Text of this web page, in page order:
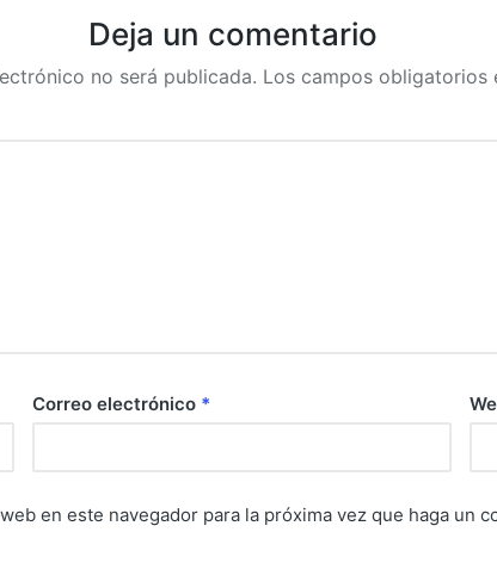
Deja un comentario
no será publicada. Los campos obligatorios
Correo electrónico *
en este navegador para la próxima vez que haga un